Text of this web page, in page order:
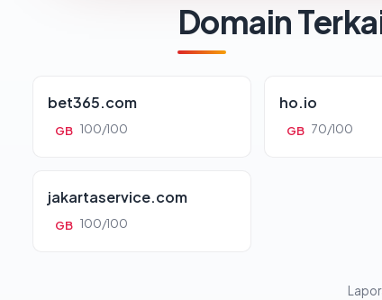
Domain
bet365.com
GB 100/100
ho.io
GB 70/100
jakartaservice.com
GB 100/100